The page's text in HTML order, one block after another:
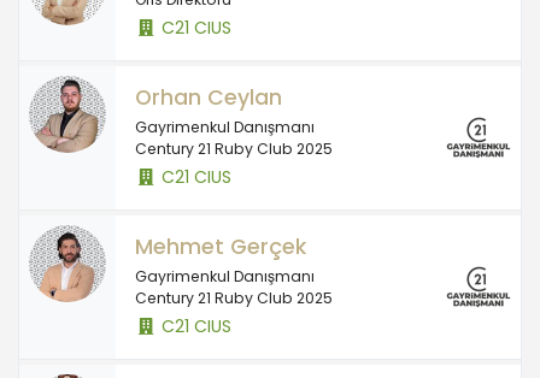
C21 CIUS
Orhan Ceylan
Gayrimenkul Danışmanı
Century 21 Ruby Club 2025
C21 CIUS
Mehmet Gerçek
Gayrimenkul Danışmanı
Century 21 Ruby Club 2025
C21 CIUS